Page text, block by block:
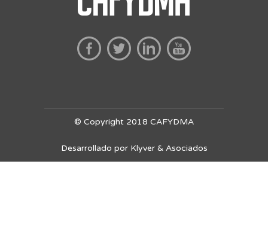
© Copyright 2018 CAFYDMA
Desarrollado por Klyver & Asociados